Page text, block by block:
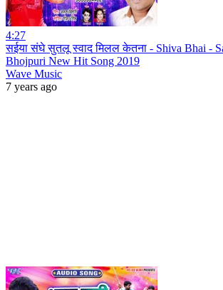
4:27
सईया संघे सुतलू स्वाद मिलल केतना - Shiva Bhai -
Bhojpuri New Hit Song 2019
Wave Music
7 years ago